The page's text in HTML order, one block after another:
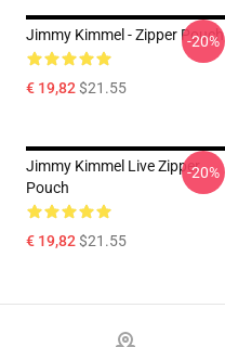
Jimmy Kimmel - Zipper Pouch
€ 19,82$21.55
-20%
Jimmy Kimmel Live Zipper
Pouch
€ 19,82$21.55
-20%